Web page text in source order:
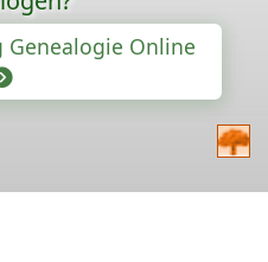
Genealogie Online